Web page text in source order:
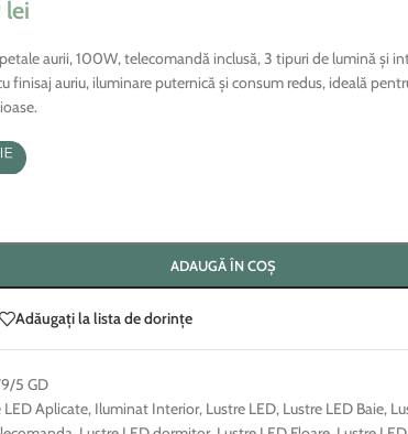
lei
aurii, 100W, telecomandă inclusă, 3 tipuri de lumină și
finisaj auriu, iluminare puternică și consum redus, ideală
ADAUGĂ ÎN COȘ
Adăugați la lista de dorințe
5 GD
LED Aplicate, Iluminat Interior, Lustre LED, Lustre LED Baie,